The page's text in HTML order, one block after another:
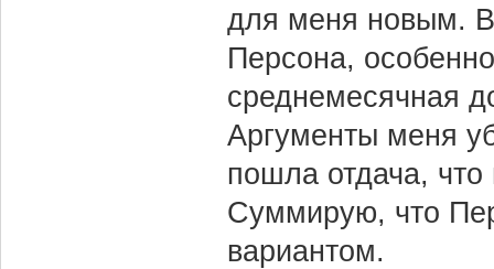
для меня новым.
Персона,
среднемесячная
Аргументы меня
пошла отдача, что
Суммирую, что
вариантом.